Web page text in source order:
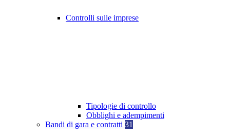
Controlli sulle imprese
Tipologie di controllo
Obblighi e adempimenti
Bandi di gara e contratti 31